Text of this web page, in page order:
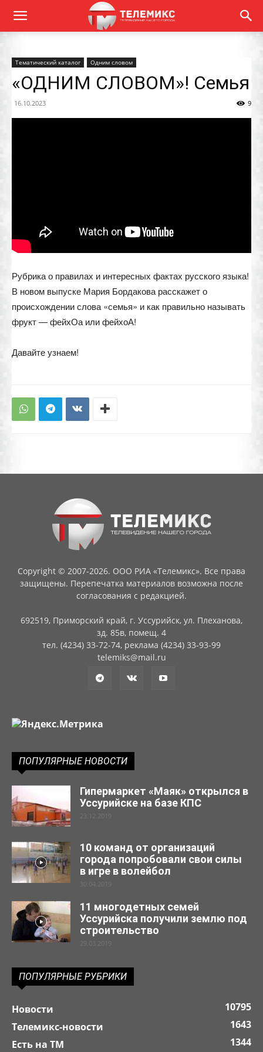
Тематический каталог Одним словом
«ОДНИМ СЛОВОМ»! Семья
16.10.2023 9
Рубрика о правилах и интересных фактах русского языка!
В новом выпуске Мария Бордакова расскажет о
происхождении слова «семья» и как правильно называть
фрукт — фейхОа или фейхоА!
Давайте узнаем!
Copyright © 2007-2026. ООО РИА «Телемикс». Все права
защищены. Перепечатка материалов возможна после
согласования с редакцией.
692519, Приморский край, г. Уссурийск, ул. Плеханова,
зд. 85в, помещ. 4
тел. (4234) 33-72-74, реклама (4234) 33-93-99
telemiks@mail.ru
ПОПУЛЯРНЫЕ НОВОСТИ
Гипермаркет «Маяк» открылся в
Уссурийске на базе КПС
23.12.2019
10 команд от организаций
города попробовали свои силы
в игре в волейбол
30.04.2019
11 многодетных семей
Уссурийска получили землю под
строительство
29.03.2019
ПОПУЛЯРНЫЕ РУБРИКИ
Новости
10795
Телемикс-новости
1643
Есть на ТМ
1344